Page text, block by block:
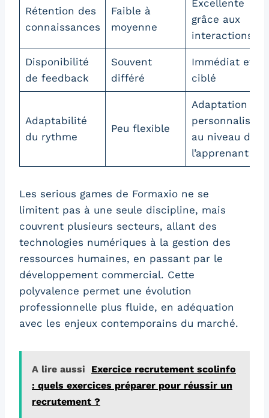
Rétention des
connaissances
Faible à
moyenne
Excellente
grâce aux
interactions
Disponibilité
de feedback
Souvent
différé
Immédiat et
ciblé
Adaptabilité
du rythme
Peu flexible
Adaptation
personnalisée
au niveau de
l’apprenant
Les serious games de Formaxio ne se
limitent pas à une seule discipline, mais
couvrent plusieurs secteurs, allant des
technologies numériques à la gestion des
ressources humaines, en passant par le
développement commercial. Cette
polyvalence permet une évolution
professionnelle plus fluide, en adéquation
avec les enjeux contemporains du marché.
A lire aussi
Exercice recrutement scolinfo
: quels exercices préparer pour réussir un
recrutement ?